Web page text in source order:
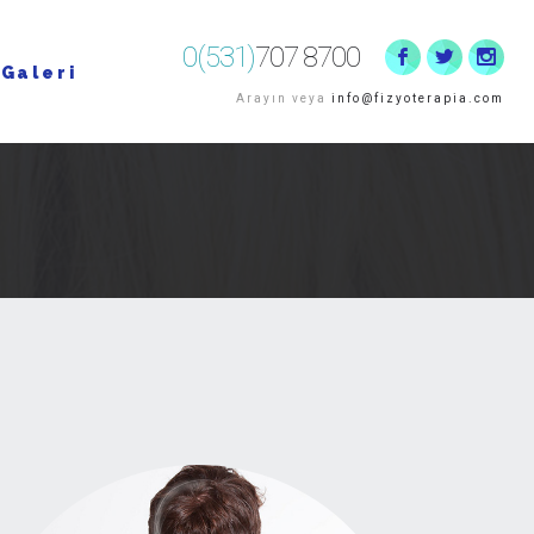
Galeri 0(531)707 8700
Arayın veya info@fizyoterapia.com